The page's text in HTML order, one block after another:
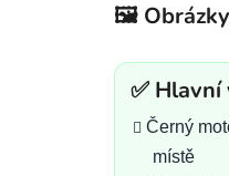
🖼️
✅
Černý
místě